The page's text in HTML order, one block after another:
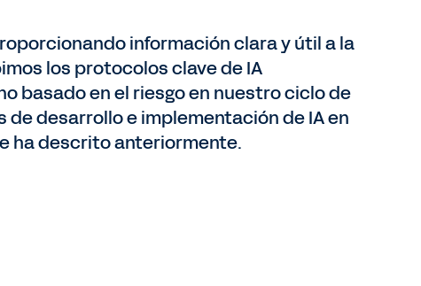
información clara y útil a la
los protocolos clave de IA
basado en el riesgo en nuestro ciclo de
desarrollo e implementación de IA en
ha descrito anteriormente.